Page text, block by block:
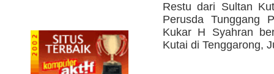
Restu dari Sultan
Perusda Tunggang
Kukar H Syahran
Kutai di Tenggarong,